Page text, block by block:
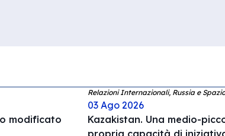
modificato
Relazioni Internazionali, Russia e
03 Ago 2026
Kazakistan. Una medio-
propria capacità di